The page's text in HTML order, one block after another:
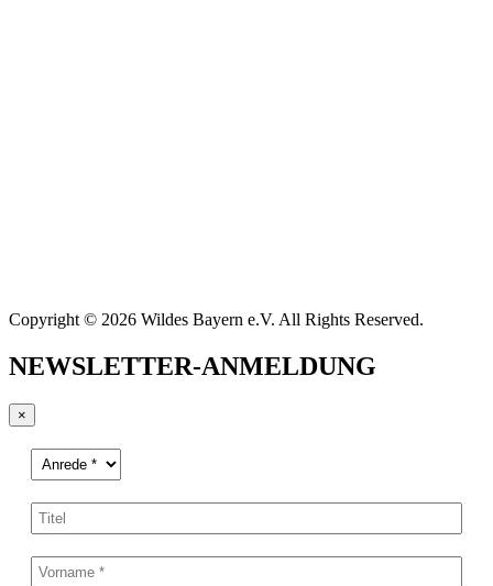
Copyright © 2026 Wildes Bayern e.V. All Rights Reserved.
NEWSLETTER-ANMELDUNG
×